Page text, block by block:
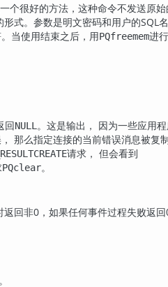
个很好的方法，这种命令不发送原
式。参数是明文密码和用户的SQL
当使用结束之后，用PQfreemem进
回NULL 。这是输出， 因为一些应用
那么指定连接的当前错误消息被复
请求， 但会看到
PQclear。
返回非0，如果任何事件过程失败返回0